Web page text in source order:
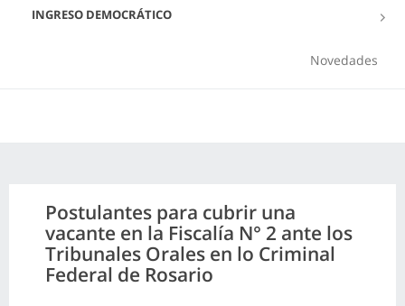
INGRESO DEMOCRÁTICO
Novedades
Postulantes para cubrir una
vacante en la Fiscalía N° 2 ante los
Tribunales Orales en lo Criminal
Federal de Rosario